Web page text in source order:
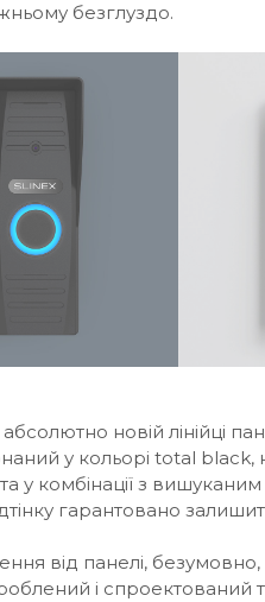
безглуздо.
новій лінійці
у кольорі total
у комбінації з
гарантовано
від панелі,
і спроектований